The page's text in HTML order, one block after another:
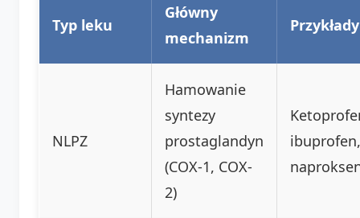
Typ leku
Główny
mechanizm
Przykłady
NLPZ
Hamowanie
syntezy
prostaglandyn
(COX-1, COX-
2)
ibuprofen,